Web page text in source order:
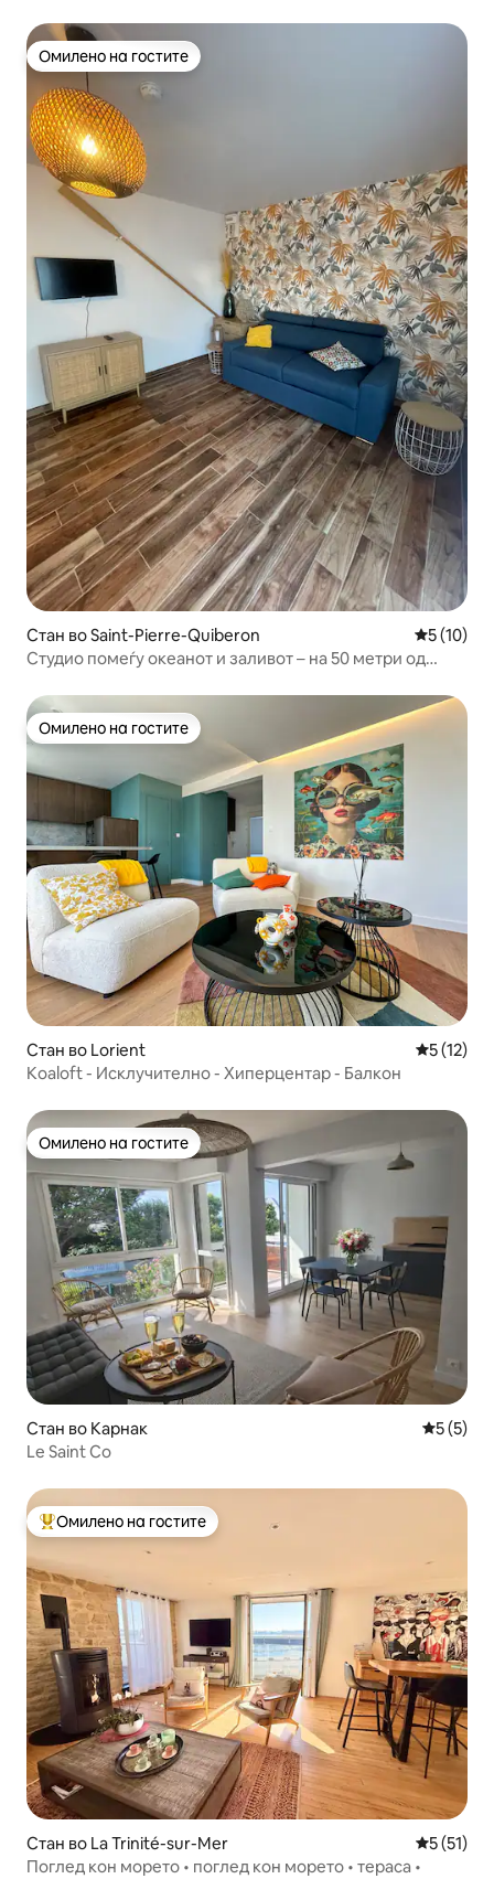
Омилено на гостите
Омилено на гостите
Стан во Saint-Pierre-Quiberon Просечна
5 (10)
Студио помеѓу океанот и заливот – на 50 метри од
Омилено на гостите
Омилено на гостите
Стан во Lorient
5 (12)
Koaloft - Исклучително - Хиперцентар - Балкон
Омилено на гостите
Омилено на гостите
Стан во Карнак
5 (5)
Le Saint Co
Меѓу најуспешните „Омилени на гостите“
Омилено на гостите
Стан во La Trinité-sur-Mer
5 (51)
Поглед кон морето • поглед кон морето • тераса •